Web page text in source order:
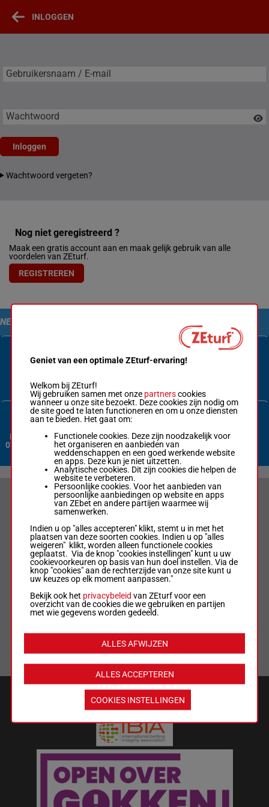
INLOGGEN
Gebruikersnaam / E-mail
Wachtwoord
Inloggen
Wachtwoord vergeten?
Nog niet geregistreerd ?
Maak een gratis account aan en maak gelijk gebruik van alle
voordelen van ZEturf.
REGISTREREN
NEEM CONTACT MET ONS OP
Nederland:
070 3380 365
VERANTWOORD WEDDEN & PRIVACYVERKLARING
LIMIETEN & SESSIEDETAILS
ALGEMENE VOORWAARDEN
WEDREGELS & TOTALISATORREGLEMENT
VEILIGHEID EN BETROUWBAARHEID
Wat kost gokken jou? Stop op tijd.
Geniet van een optimale ZEturf-ervaring!
Welkom bij ZEturf!
Wij gebruiken samen met onze partnerscookies
wanneer u onze site bezoekt. Deze cookies zijn nodig om
de site goed te laten functioneren en om u onze diensten
aan te bieden. Het gaat om:
Functionele cookies. Deze zijn noodzakelijk voor
het organiseren en aanbieden van
weddenschappen en een goed werkende website
en apps. Deze kun je niet uitzetten.
Analytische cookies. Dit zijn cookies die helpen de
website te verbeteren.
Persoonlijke cookies. Voor het aanbieden van
persoonlijke aanbiedingen op website en apps
van ZEbet en andere partijen waarmee wij
samenwerken.
Indien u op "alles accepteren" klikt, stemt u in met het
plaatsen van deze soorten cookies. Indien u op "alles
weigeren" klikt, worden alleen functionele cookies
geplaatst. Via de knop "cookies instellingen" kunt u uw
cookievoorkeuren op basis van hun doel instellen. Via de
knop "cookies" aan de rechterzijde van onze site kunt u
uw keuzes op elk moment aanpassen."
Bekijk ook het privacybeleid van ZEturf voor een
overzicht van de cookies die we gebruiken en partijen
met wie gegevens worden gedeeld.
ALLES ACCEPTEREN
ALLES AFWIJZEN
COOKIES INSTELLINGEN